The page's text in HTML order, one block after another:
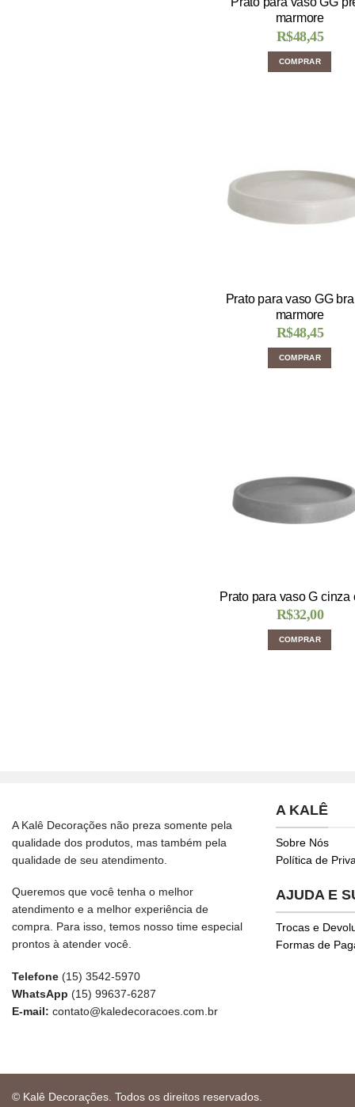
marmore
R$48,45
COMPRAR
Prato para vaso GG
marmore
R$48,45
COMPRAR
Prato para vaso G cinza
R$32,00
COMPRAR
A Kalê Decorações não preza somente pela
qualidade dos produtos, mas também pela
qualidade de seu atendimento.
Queremos que você tenha o melhor
atendimento e a melhor experiência de
compra. Para isso, temos nosso time especial
prontos à atender você.
Telefone (15) 3542-5970
WhatsApp (15) 99637-6287
E-mail: contato@kaledecoracoes.com.br
A KALÊ
Sobre Nós
Política de
AJUDA E
Trocas e
Formas de
© Kalê Decorações. Todos os direitos reservados.